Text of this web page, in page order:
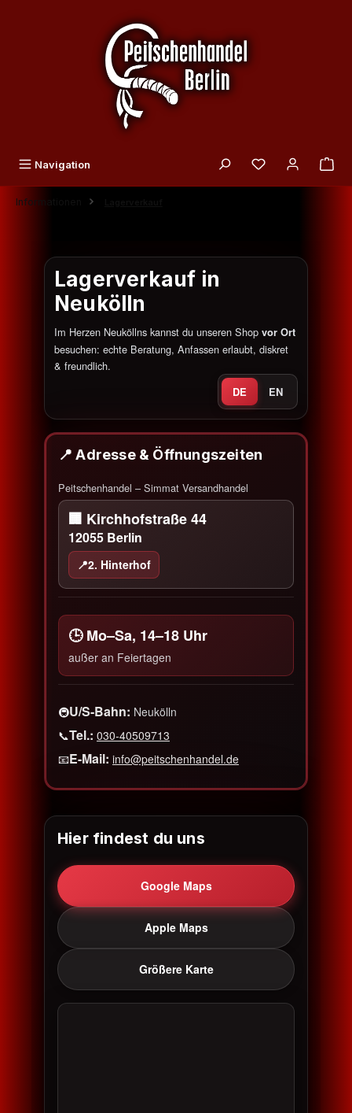
Navigation Du hast 0
Informationen
Lagerverkauf in
Neukölln
Im Herzen Neuköllns kannst du unseren Shop vor Ort
besuchen: echte Beratung, Anfassen erlaubt, diskret
& freundlich.
DE
EN
📍 Adresse & Öffnungszeiten
Peitschenhandel – Simmat Versandhandel
🏢 Kirchhofstraße 44
12055 Berlin
📍2. Hinterhof
🕒 Mo–Sa, 14–18 Uhr
außer an Feiertagen
🚇U/S-Bahn: Neukölln
📞Tel.: 030-40509713
📧E-Mail: info@peitschenhandel.de
Hier findest du uns
Google Maps
Apple Maps
Größere Karte